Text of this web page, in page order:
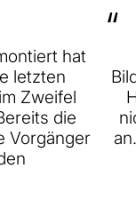
hat
letzten
Zweifel
die
Vorgänger
“